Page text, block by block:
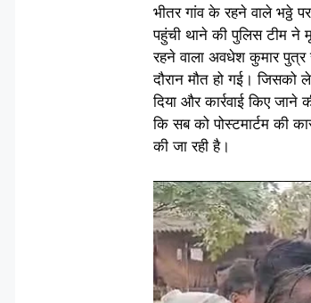
भीतर गांव के रहने वाले भठ्ठे
पहुंची थाने की पुलिस टीम ने
रहने वाला अवधेश कुमार
दौरान मौत हो गई।
दिया और कार्रवाई किए
कि सब को पोस्टमार्टम की
की जा रही है।